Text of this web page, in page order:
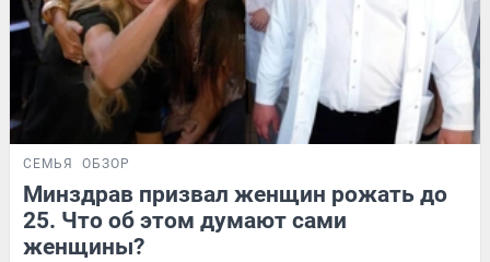
СЕМЬЯ ОБЗОР
Минздрав призвал женщин рожать до
25. Что об этом думают сами
женщины?